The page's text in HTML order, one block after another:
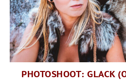
PHOTOSHOOT: GLACK